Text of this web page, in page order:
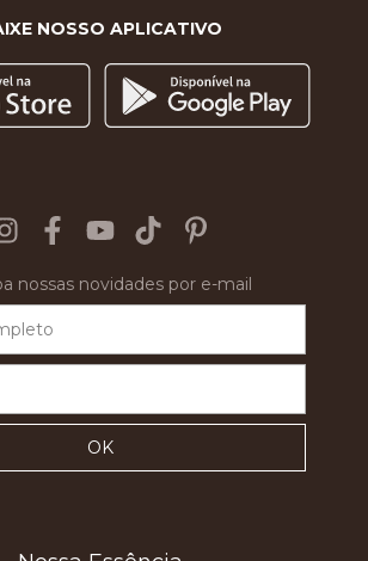
NOSSO APLICATIVO
nossas novidades por e-mail